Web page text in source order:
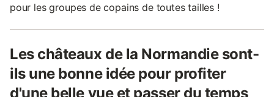
pour les groupes de copains de toutes tailles !
Les châteaux de la Normandie sont-
ils une bonne idée pour profiter
d'une belle vue et passer du temps